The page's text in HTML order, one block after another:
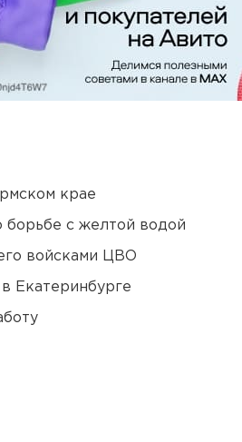
крае
борьбе с желтой водой
войсками ЦВО
Екатеринбурге